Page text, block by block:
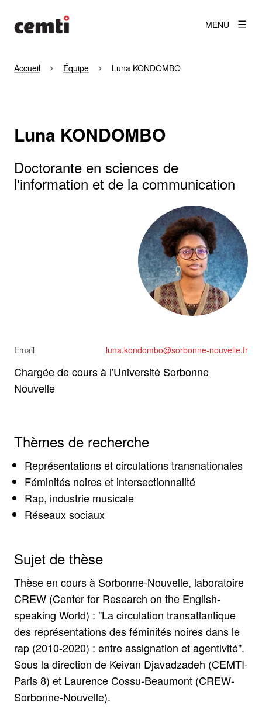
MENU
Accueil Équipe Luna KONDOMBO
Luna KONDOMBO
Doctorante en sciences de
l'information et de la communication
Agrandir
Email luna.kondombo@sorbonne-nouvelle.fr
Chargée de cours à l'Université Sorbonne
Nouvelle
Thèmes de recherche
Représentations et circulations transnationales
Féminités noires et intersectionnalité
Rap, industrie musicale
Réseaux sociaux
Sujet de thèse
Thèse en cours à Sorbonne-Nouvelle, laboratoire
CREW (Center for Research on the English-
speaking World) : "La circulation transatlantique
des représentations des féminités noires dans le
rap (2010-2020) : entre assignation et agentivité".
Sous la direction de Keivan Djavadzadeh (CEMTI-
Paris 8) et Laurence Cossu-Beaumont (CREW-
Sorbonne-Nouvelle).